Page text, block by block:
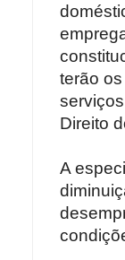
terão
Direito
A